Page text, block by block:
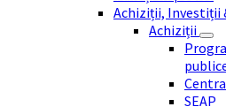
Achiziții, Investiții
Achiziții
SEAP